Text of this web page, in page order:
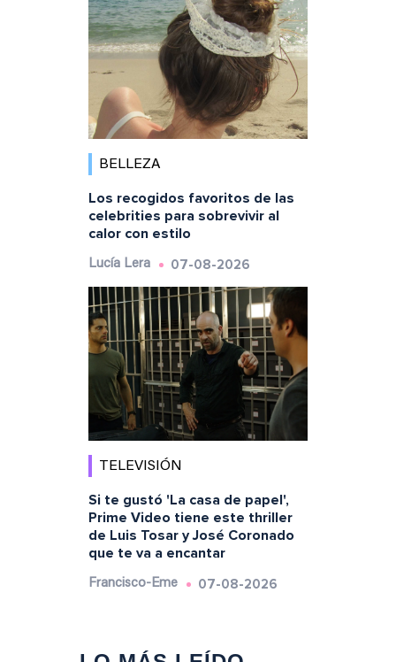
BELLEZA
Los recogidos favoritos de las
celebrities para sobrevivir al
calor con estilo
Lucía Lera 07-08-2026
TELEVISIÓN
Si te gustó 'La casa de papel',
Prime Video tiene este thriller
de Luis Tosar y José Coronado
que te va a encantar
Francisco-Eme 07-08-2026